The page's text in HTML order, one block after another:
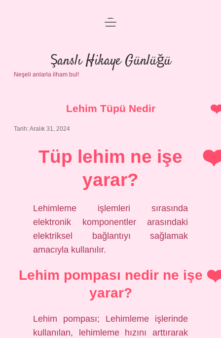
Anasayfa
Gizlilik Politikası
menüyü
Şanslı Hikaye Günlüğü
Neşeli anlarla ilham bul!
Lehim Tüpü Nedir
Tarih: Aralık 31, 2024
Tüp lehim ne işe
yarar?
Lehimleme işlemleri sırasında
elektronik komponentler arasındaki
elektriksel bağlantıyı sağlamak
amacıyla kullanılır.
Lehim pompası nedir ne işe
yarar?
Lehim pompası; Lehimleme işlerinde
kullanılan, lehimleme hızını arttırarak